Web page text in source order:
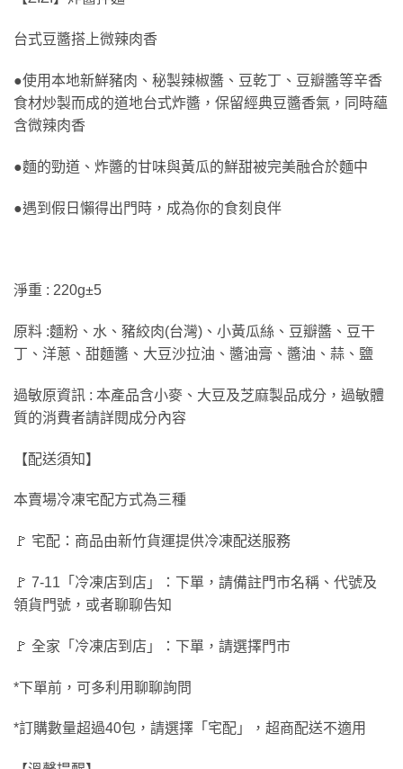
台式豆醬搭上微辣肉香
●使用本地新鮮豬肉、秘製辣椒醬、豆乾丁、豆瓣醬等辛香
食材炒製而成的道地台式炸醬，保留經典豆醬香氣，同時蘊
含微辣肉香
●麵的勁道、炸醬的甘味與黃瓜的鮮甜被完美融合於麵中
●遇到假日懶得出門時，成為你的食刻良伴
淨重 : 220g±5
原料 :麵粉、水、豬絞肉(台灣)、小黃瓜絲、豆瓣醬、豆干
丁、洋蔥、甜麵醬、大豆沙拉油、醬油膏、醬油、蒜、鹽
過敏原資訊 : 本產品含小麥、大豆及芝麻製品成分，過敏體
質的消費者請詳閱成分內容
【配送須知】
本賣場冷凍宅配方式為三種
🚩 宅配：商品由新竹貨運提供冷凍配送服務
🚩 7-11「冷凍店到店」：下單，請備註門市名稱、代號及
領貨門號，或者聊聊告知
🚩 全家「冷凍店到店」：下單，請選擇門市
*下單前，可多利用聊聊詢問
*訂購數量超過40包，請選擇「宅配」，超商配送不適用